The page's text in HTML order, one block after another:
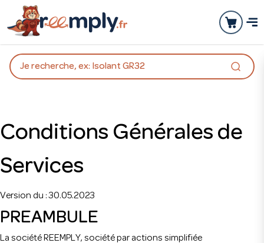
Je recherche, ex: Isolant GR32
Conditions Générales de
Services
Version du : 30.05.2023
PREAMBULE
La société REEMPLY, société par actions simplifiée